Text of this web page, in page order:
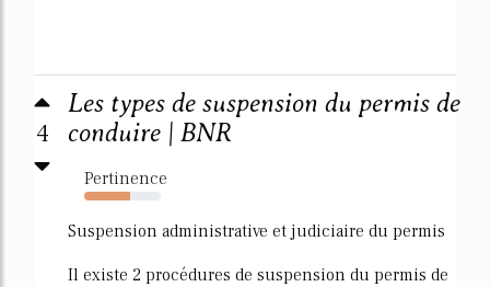
4
Les types de suspension du permis de
conduire | BNR
Pertinence
60%
Suspension administrative et judiciaire du permis
Il existe 2 procédures de suspension du permis de